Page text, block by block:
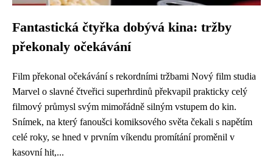
Fantastická čtyřka dobývá kina: tržby
překonaly očekávání
Film překonal očekávání s rekordními tržbami Nový film studia
Marvel o slavné čtveřici superhrdinů překvapil prakticky celý
filmový průmysl svým mimořádně silným vstupem do kin.
Snímek, na který fanoušci komiksového světa čekali s napětím
celé roky, se hned v prvním víkendu promítání proměnil v
kasovní hit,...